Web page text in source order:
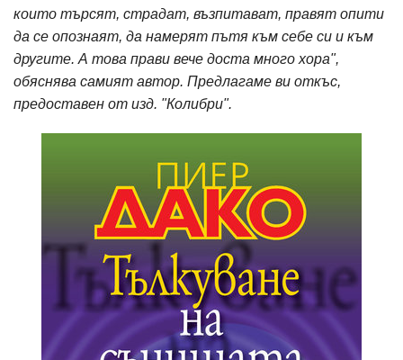
които търсят, страдат, възпитават, правят опити
да се опознаят, да намерят пътя към себе си и към
другите. А това прави вече доста много хора",
обяснява самият автор. Предлагаме ви откъс,
предоставен от изд. "Колибри".